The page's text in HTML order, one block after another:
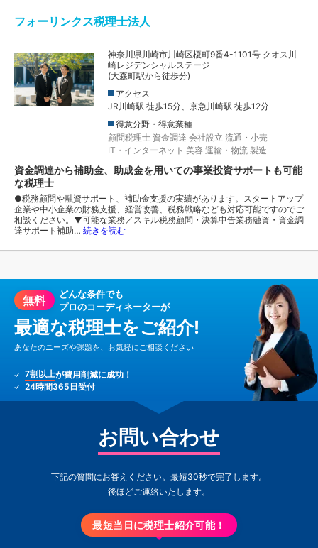
フォーリンクス税理士法人
神奈川県川崎市川崎区榎町9番4-1101号 クオス川
崎レジデンシャルステージ
(大森町駅から徒歩分)
アクセス
JR川崎駅 徒歩15分、京急川崎駅 徒歩12分
得意分野・得意業種
顧問税理士 資金調達 会社設立 流通・小売
IT・インターネット 美容 運輸・物流 製造
資金調達から補助金、助成金を用いての事業投資サポートも可能
な税理士
●税務顧問や融資サポート、補助金支援の実績があります。スタートアップ
企業や中小企業の財務支援、経営改善、税務戦略なども対応可能ですのでご
相談ください。▼可能な業務／スキル税務顧問・決算申告業務融資・資金調
達サポート補助… 続きを読む
無料
どんな条件でも
プロのコーディネーターが
最適な税理士をご紹介!
あなたのニーズや課題を、お気軽にご相談ください
7割以上が費用削減に成功！
24時間365日受付
お問い合わせ
下記の質問にお答えください。最短30秒で完了します。
後ほどご連絡いたします。
最短当日に税理士紹介可能！